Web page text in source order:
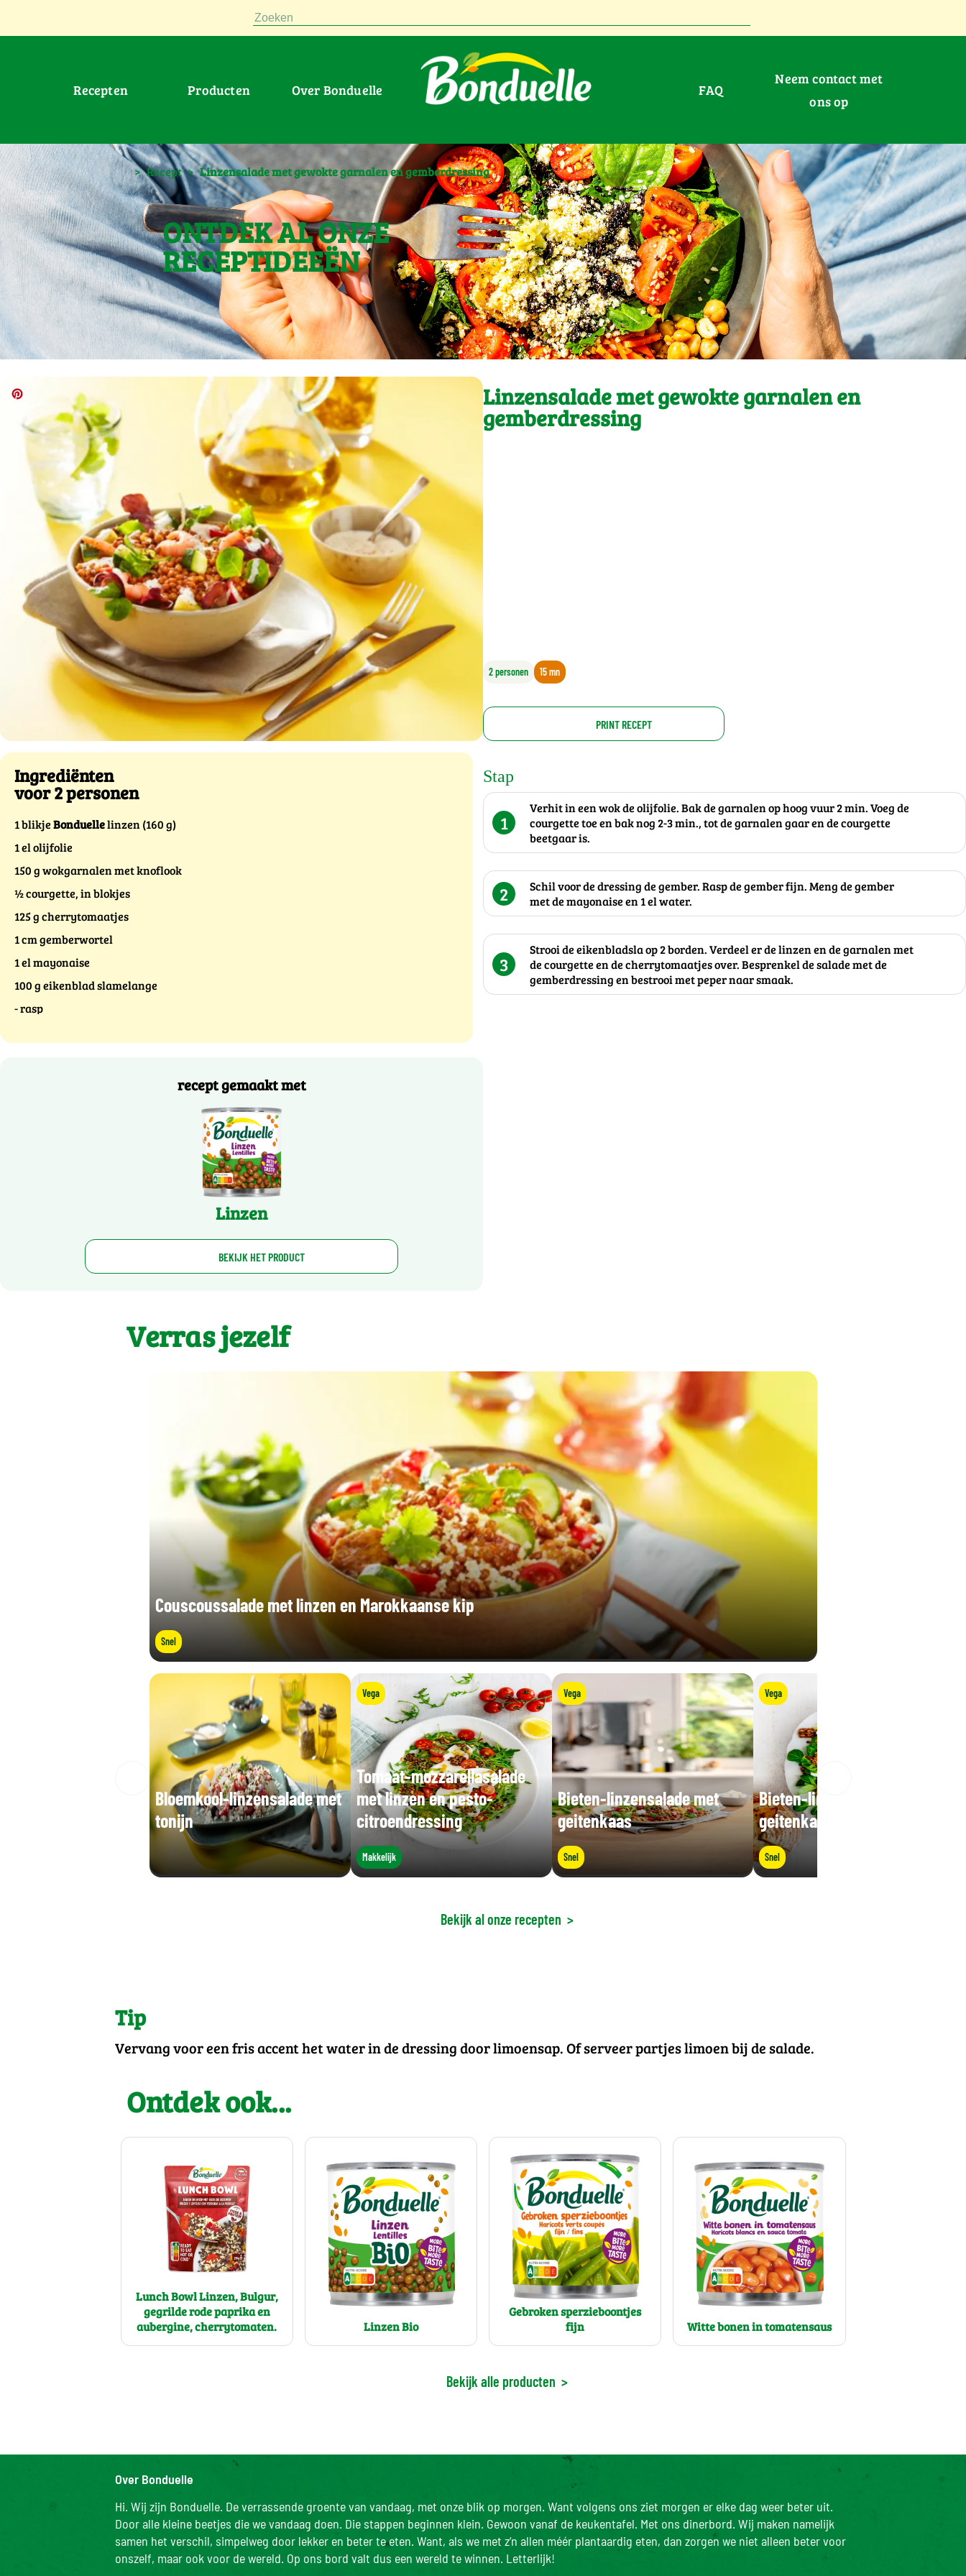
Zoeken
Recepten Producten Over Bonduelle FAQ
Neem contact met
ons op
> Recept > Linzensalade met gewokte garnalen en gemberdressing
ONTDEK AL ONZE
RECEPTIDEEËN
Linzensalade met gewokte garnalen en
gemberdressing
2 personen 15 mn
PRINT RECEPT
Ingrediënten
voor 2 personen
1 blikjeBonduellelinzen (160 g)
1 el olijfolie
150 g wokgarnalen met knoflook
½ courgette, in blokjes
125 g cherrytomaatjes
1 cm gemberwortel
1 el mayonaise
100 g eikenblad slamelange
- rasp
recept gemaakt met
Linzen
BEKIJK HET PRODUCT
Stap
1
Verhit in een wok de olijfolie. Bak de garnalen op hoog vuur 2 min. Voeg de
courgette toe en bak nog 2-3 min., tot de garnalen gaar en de courgette
beetgaar is.
2
Schil voor de dressing de gember. Rasp de gember fijn. Meng de gember
met de mayonaise en 1 el water.
3
Strooi de eikenbladsla op 2 borden. Verdeel er de linzen en de garnalen met
de courgette en de cherrytomaatjes over. Besprenkel de salade met de
gemberdressing en bestrooi met peper naar smaak.
Verras jezelf
Couscoussalade met linzen en Marokkaanse kip
Snel
Bloemkool-linzensalade met
tonijn
Vega
Tomaat-mozzarellasalade
met linzen en pesto-
citroendressing
Makkelijk
Vega
Bieten-linzensalade met
geitenkaas
Snel
Vega
Bieten-linzensalade met
geitenkaas
Snel
Bekijk al onze recepten >
Tip
Vervang voor een fris accent het water in de dressing door limoensap. Of serveer partjes limoen bij de salade.
Ontdek ook...
Lunch Bowl Linzen, Bulgur,
gegrilde rode paprika en
aubergine, cherrytomaten.
Linzen Bio
Gebroken sperzieboontjes
fijn
Witte bonen in tomatensaus
Bekijk alle producten >
Over Bonduelle
Hi. Wij zijn Bonduelle. De verrassende groente van vandaag, met onze blik op morgen. Want volgens ons ziet morgen er elke dag weer beter uit.
Door alle kleine beetjes die we vandaag doen. Die stappen beginnen klein. Gewoon vanaf de keukentafel. Met ons dinerbord. Wij maken namelijk
samen het verschil, simpelweg door lekker en beter te eten. Want, als we met z’n allen méér plantaardig eten, dan zorgen we niet alleen beter voor
onszelf, maar ook voor de wereld. Op ons bord valt dus een wereld te winnen. Letterlijk!